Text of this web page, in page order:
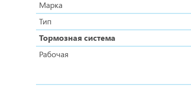
Марка
Тип
Тормозная система
Рабочая